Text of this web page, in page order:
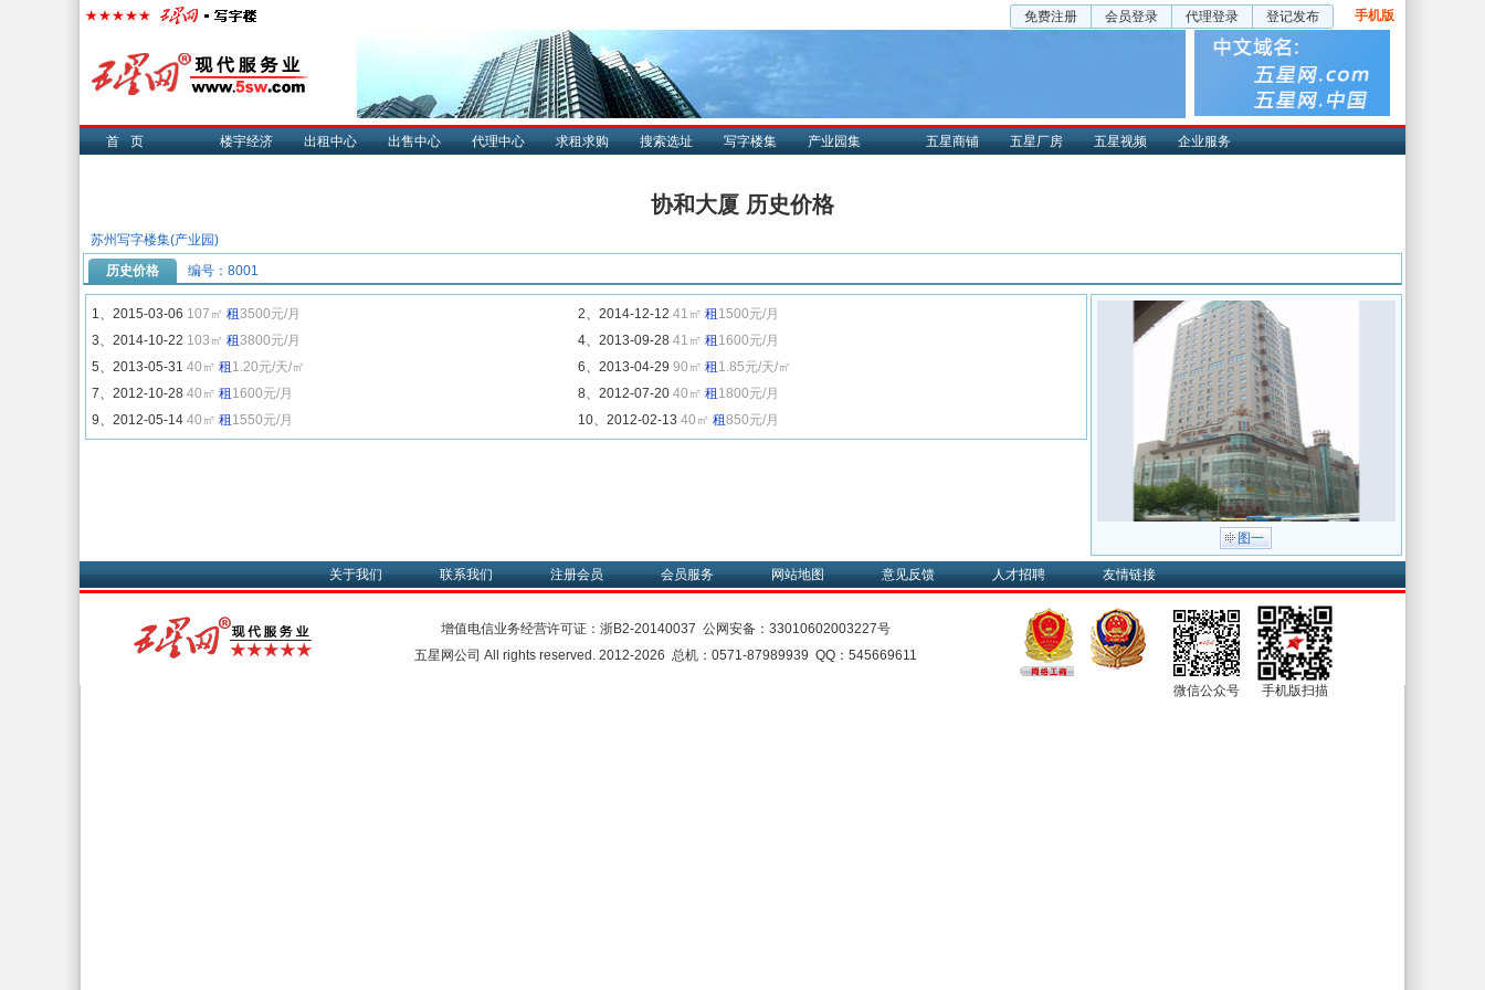
免费注册 会员登录 代理登录 登记发布 手机版
首页 楼宇经济 出租中心 出售中心 代理中心 求租求购 搜索选址 写字楼集 产业园集 五星商铺 五星厂房 五星视频 企业服务
协和大厦 历史价格
苏州写字楼集(产业园)
历史价格
编号：8001
1、2015-03-06 107㎡ 租3500元/月 2、2014-12-12 41㎡ 租 1500元/月
3、2014-10-22 103㎡ 租3800元/月 4、2013-09-28 41㎡ 租 1600元/月
5、2013-05-31 40㎡ 租 1.20元/天/㎡ 6、2013-04-29 90㎡ 租 1.85元/天/㎡
7、2012-10-28 40㎡ 租 1600元/月 8、2012-07-20 40㎡ 租 1800元/月
9、2012-05-14 40㎡ 租 1550元/月 10、2012-02-13 40㎡ 租850元/月
图一
关于我们 联系我们 注册会员 会员服务 网站地图 意见反馈 人才招聘 友情链接
增值电信业务经营许可证： 浙B2-20140037 公网安备： 33010602003227号
五星网公司 All rights reserved. 2012-2026 总机：0571-87989939 QQ：545669611
微信公众号 手机版扫描